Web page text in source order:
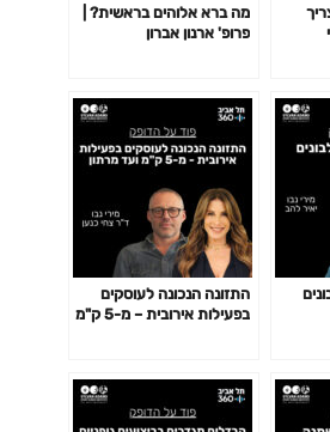
מה ברא אלוהים בראשית? |
פרופ' ארנון אברון
התזונה הנכונה לעוסקים
בפעילות אירובית – מ-5 ק"מ